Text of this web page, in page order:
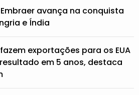
avança na conquista
e Índia
exportações para os EUA
em 5 anos, destaca